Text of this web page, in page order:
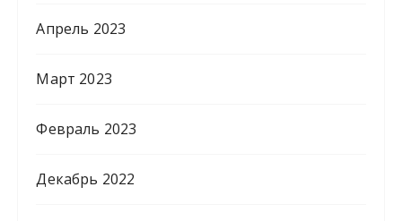
Апрель 2023
Март 2023
Февраль 2023
Декабрь 2022